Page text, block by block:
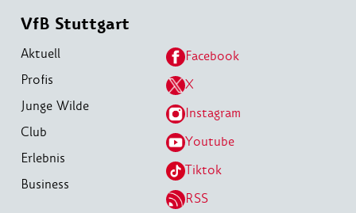
VfB Stuttgart
Aktuell
Profis
Junge Wilde
Club
Erlebnis
Business
Facebook
X
Instagram
Youtube
Tiktok
RSS